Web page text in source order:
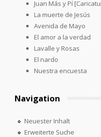
Juan Más y Pí
La muerte de Jesús
Avenida de Mayo
El amor a la verdad
Lavalle y Rosas
El nardo
Nuestra encuesta
Navigation
Neuester Inhalt
Erweiterte Suche